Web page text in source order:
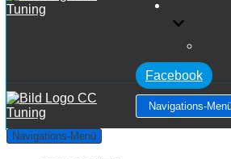
Facebook
Navigations-
Navigations-Menü
Audi A3 8V 1.6 TDI